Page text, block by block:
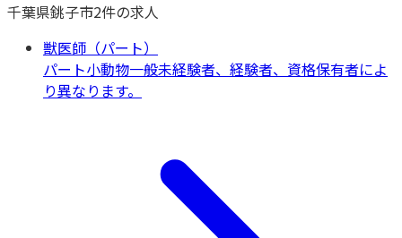
千葉県銚子市2件の求人
獣医師（パート）
パート小動物一般未経験者、経験者、資格保有者によ
り異なります。